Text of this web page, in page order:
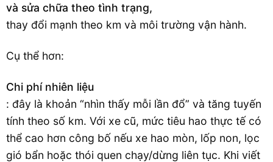
và sửa chữa theo tình trạng,
thay đổi mạnh theo km và môi trường vận hành.
Cụ thể hơn:
Chi phí nhiên liệu
: đây là khoản “nhìn thấy mỗi lần đổ” và tăng tuyến
tính theo số km. Với xe cũ, mức tiêu hao thực tế có
thể cao hơn công bố nếu xe hao mòn, lốp non, lọc
gió bẩn hoặc thói quen chạy/dừng liên tục. Khi viết